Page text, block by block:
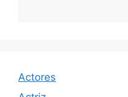
Actores